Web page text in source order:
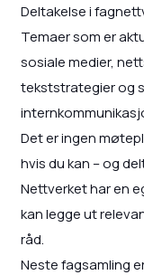
Deltakelse i
Temaer som er
sosiale medier,
tekststrategier og
Det er ingen
hvis du kan – og
Nettverket har en
kan legge ut
råd.
Neste fagsamling